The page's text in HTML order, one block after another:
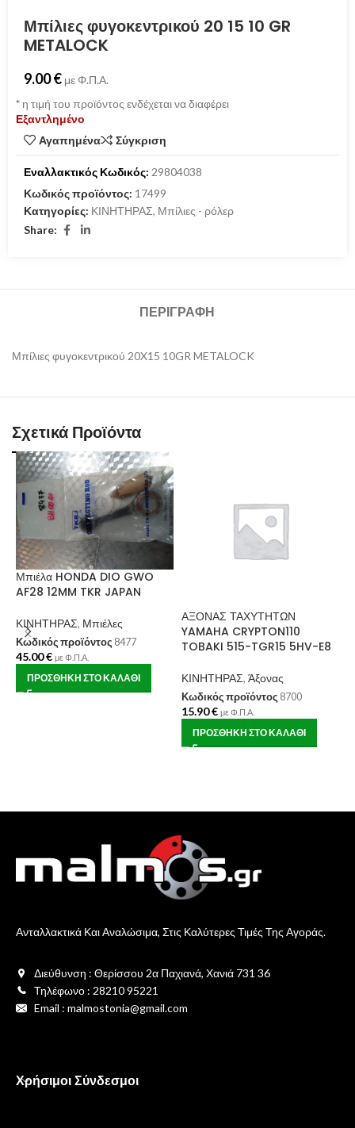
Μπίλιες φυγοκεντρικού 20 15 10 GR
METALOCK
9.00€ με Φ.Π.Α.
*η τιμή του προϊόντος ενδέχεται να διαφέρει
Εξαντλημένο
Αγαπημένα
Σύγκριση
Εναλλακτικός Κωδικός: 29804038
Κωδικός προϊόντος: 17499
Κατηγορίες: ΚΙΝΗΤΗΡΑΣ, Μπίλιες - ρόλερ
Share:
ΠΕΡΙΓΡΑΦΉ
Μπίλιες φυγοκεντρικού 20X15 10GR METALOCK
Σχετικά Προϊόντα
Μπιέλα HONDA DIO GWO
AF28 12MM TKR JAPAN
ΚΙΝΗΤΗΡΑΣ, Μπιέλες
Κωδικός προϊόντος 8477
45.00€ με Φ.Π.Α.
ΠΡΟΣΘΉΚΗ ΣΤΟ ΚΑΛΆΘΙ
ΑΞΟΝΑΣ ΤΑΧΥΤΗΤΩΝ
YAMAHA CRYPTON110
TOBAKI 515-TGR15 5HV-E8
ΚΙΝΗΤΗΡΑΣ, Άξονας
Κωδικός προϊόντος 8700
15.90€ με Φ.Π.Α.
ΠΡΟΣΘΉΚΗ ΣΤΟ ΚΑΛΆΘΙ
Ανταλλακτικά Και Αναλώσιμα, Στις Καλύτερες Τιμές Της Αγοράς.
Διεύθυνση : Θερίσσου 2α Παχιανά, Χανιά 731 36
Τηλέφωνο : 28210 95221
Email : malmostonia@gmail.com
Χρήσιμοι Σύνδεσμοι